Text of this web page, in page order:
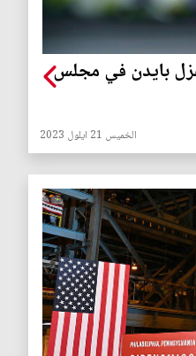
بايدن في مجلس
الخميس 21 ايلول 2023